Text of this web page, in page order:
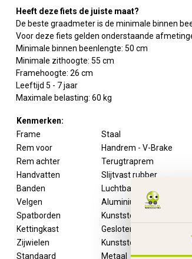
Heeft deze fiets de juiste maat?
De beste graadmeter is de minimale binnen
Voor deze fiets gelden onderstaande
Minimale binnen beenlengte: 50 cm
Minimale zithoogte: 55 cm
Framehoogte: 26 cm
Leeftijd 5 - 7 jaar
Maximale belasting: 60 kg
Kenmerken:
Frame
Staal
Rem voor
Handrem - V-Brake
Rem achter
Terugtraprem
Handvatten
Slijtvast rubber
Banden
Luchtbanden
Velgen
Aluminium
Spatborden
Kunststof
Kettingkast
Gesloten met opdruk
Zijwielen
Kunststof
Standaard
Metaal